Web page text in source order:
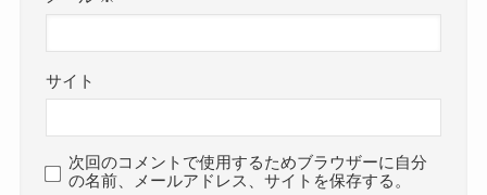
サイト
次回のコメントで使用するためブラウザーに自分
の名前、メールアドレス、サイトを保存する。